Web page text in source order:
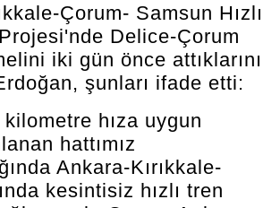
Çorum- Samsun Hızlı
Delice-Çorum
iki gün önce attıklarını
şunları ifade etti:
hıza uygun
hattımız
Ankara-Kırıkkale-
kesintisiz hızlı tren